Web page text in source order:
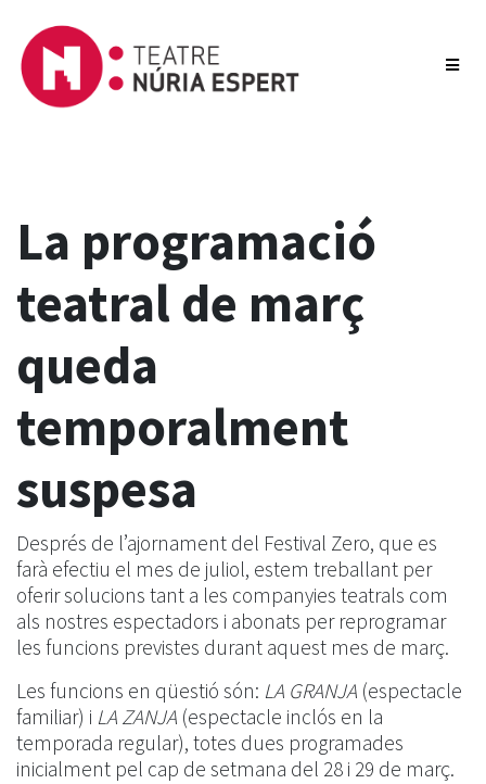
La programació
teatral de març
queda
temporalment
suspesa
Després de l’ajornament del Festival Zero, que es
farà efectiu el mes de juliol, estem treballant per
oferir solucions tant a les companyies teatrals com
als nostres espectadors i abonats per reprogramar
les funcions previstes durant aquest mes de març.
Les funcions en qüestió són: LA GRANJA (espectacle
familiar) i LA ZANJA (espectacle inclós en la
temporada regular), totes dues programades
inicialment pel cap de setmana del 28 i 29 de març.